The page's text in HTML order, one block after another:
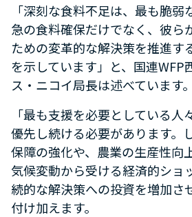
「深刻な食料不足は、最も脆
急の食料確保だけでなく、彼ら
ための変革的な解決策を推進す
を示しています」と、国連
ス・ニコイ局長は述べています。
「最も支援を必要としている
優先し続ける必要があります。
保障の強化や、農業の生産性向
気候変動から受ける経済的ショ
続的な解決策への投資を増加さ
付け加えます。